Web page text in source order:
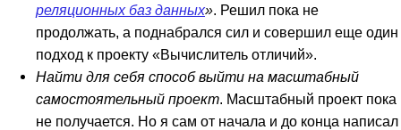
реляционных баз данных». Решил пока не
продолжать, а поднабрался сил и совершил еще один
подход к проекту «Вычислитель отличий».
Найти для себя способ выйти на масштабный
самостоятельный проект. Масштабный проект пока
не получается. Но я сам от начала и до конца написал